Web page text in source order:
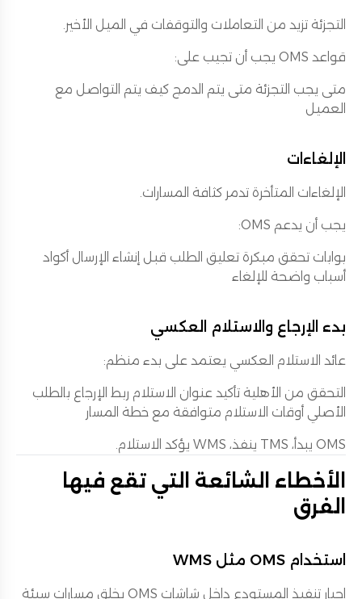
التجزئة تزيد من التعاملات والتوقفات في الميل الأخير.
قواعد OMS يجب أن تجيب على:
متى يجب التجزئة متى يتم الدمج كيف يتم التواصل مع
العميل
الإلغاءات
الإلغاءات المتأخرة تدمر كثافة المسارات.
يجب أن يدعم OMS:
بوابات تحقق مبكرة تعليق الطلب قبل إنشاء الإرسال أكواد
أسباب واضحة للإلغاء
بدء الإرجاع والاستلام العكسي
عائد الاستلام العكسي يعتمد على بدء منظم:
التحقق من الأهلية تأكيد عنوان الاستلام ربط الإرجاع بالطلب
الأصلي أوقات الاستلام متوافقة مع خطة المسار
OMS يبدأ، TMS ينفذ، WMS يؤكد الاستلام.
الأخطاء الشائعة التي تقع فيها
الفرق
استخدام OMS مثل WMS
إجبار تنفيذ المستودع داخل شاشات OMS يخلق مسارات سيئة